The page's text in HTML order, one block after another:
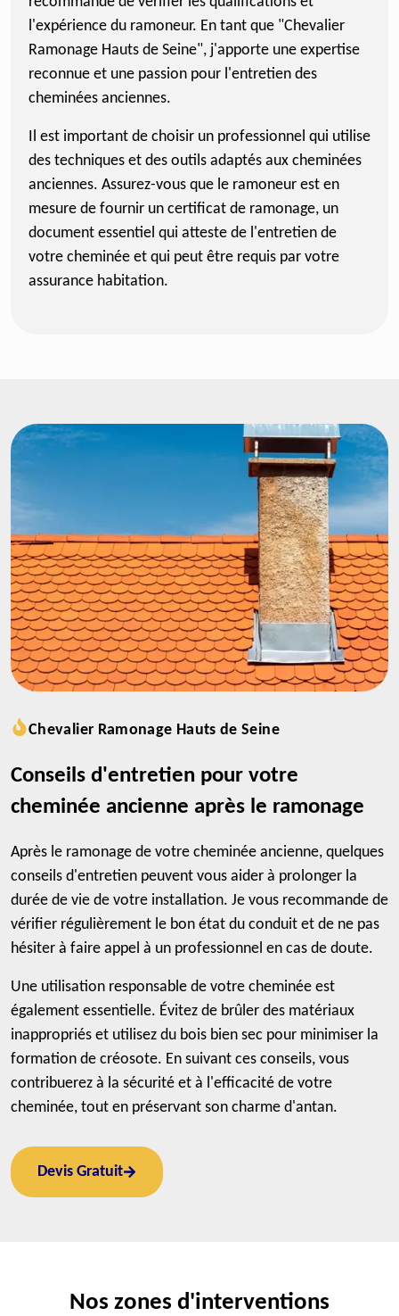
l'expérience du ramoneur. En tant que "Chevalier
Ramonage Hauts de Seine", j'apporte une expertise
reconnue et une passion pour l'entretien des
cheminées anciennes.
Il est important de choisir un professionnel qui utilise
des techniques et des outils adaptés aux cheminées
anciennes. Assurez-vous que le ramoneur est en
mesure de fournir un certificat de ramonage, un
document essentiel qui atteste de l'entretien de
votre cheminée et qui peut être requis par votre
assurance habitation.
Chevalier Ramonage Hauts de Seine
Conseils d'entretien pour votre
cheminée ancienne après le ramonage
Après le ramonage de votre cheminée ancienne, quelques
conseils d'entretien peuvent vous aider à prolonger la
durée de vie de votre installation. Je vous recommande de
vérifier régulièrement le bon état du conduit et de ne pas
hésiter à faire appel à un professionnel en cas de doute.
Une utilisation responsable de votre cheminée est
également essentielle. Évitez de brûler des matériaux
inappropriés et utilisez du bois bien sec pour minimiser la
formation de créosote. En suivant ces conseils, vous
contribuerez à la sécurité et à l'efficacité de votre
cheminée, tout en préservant son charme d'antan.
Devis Gratuit
Nos zones d'interventions